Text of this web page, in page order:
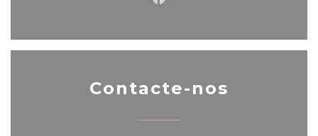
Facebook ((abre numa
Contacte-nos